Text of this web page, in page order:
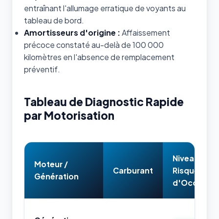
entraînant l'allumage erratique de voyants au
tableau de bord.
Amortisseurs d'origine :Affaissement
précoce constaté au-delà de 100 000
kilomètres en l'absence de remplacement
préventif.
Tableau de Diagnostic Rapide
par Motorisation
Moteur /
Génération
Carburant
Niveau de
Risque
d'Occasion